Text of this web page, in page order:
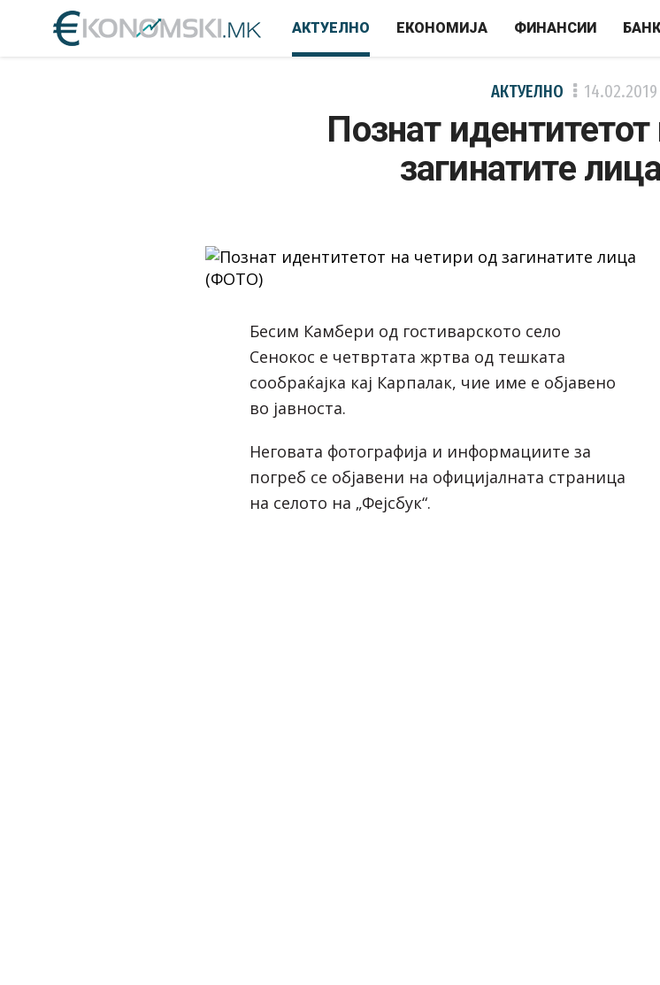
АКТУЕЛНО ЕКОНОМИЈА ФИНАНСИИ
АКТУЕЛНО 14.02.2019
Познат
загинатите
Бесим Камбери од гостиварското село
Сенокос е четвртата жртва од тешката
сообраќајка кај Карпалак, чие име е објавено
во јавноста.
Неговата фотографија и информациите за
погреб се објавени на официјалната страница
на селото на „Фејсбук“.